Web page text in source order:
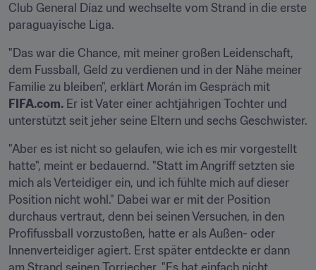
Club General Díaz und wechselte vom Strand in die erste
paraguayische Liga.
"Das war die Chance, mit meiner großen Leidenschaft,
dem Fussball, Geld zu verdienen und in der Nähe meiner
FIFA.com. Er ist Vater einer achtjährigen Tochter und
unterstützt seit jeher seine Eltern und sechs Geschwister.
"Aber es ist nicht so gelaufen, wie ich es mir vorgestellt
hatte", meint er bedauernd. "Statt im Angriff setzten sie
mich als Verteidiger ein, und ich fühlte mich auf dieser
Position nicht wohl." Dabei war er mit der Position
durchaus vertraut, denn bei seinen Versuchen, in den
Profifussball vorzustoßen, hatte er als Außen- oder
Innenverteidiger agiert. Erst später entdeckte er dann
am Strand seinen Torriecher. "Es hat einfach nicht